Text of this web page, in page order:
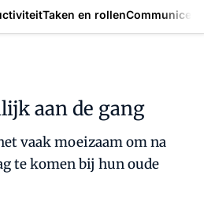
Taken en rollen
aan de gang
vaak moeizaam om na
te komen bij hun oude